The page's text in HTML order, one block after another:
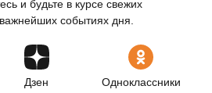
и будьте в курсе свежих
событиях дня.
Дзен Одноклассники